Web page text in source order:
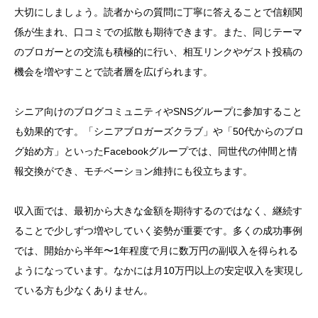
大切にしましょう。読者からの質問に丁寧に答えることで信頼関
係が生まれ、口コミでの拡散も期待できます。また、同じテーマ
のブロガーとの交流も積極的に行い、相互リンクやゲスト投稿の
機会を増やすことで読者層を広げられます。
シニア向けのブログコミュニティやSNSグループに参加すること
も効果的です。「シニアブロガーズクラブ」や「50代からのブロ
グ始め方」といったFacebookグループでは、同世代の仲間と情
報交換ができ、モチベーション維持にも役立ちます。
収入面では、最初から大きな金額を期待するのではなく、継続す
ることで少しずつ増やしていく姿勢が重要です。多くの成功事例
では、開始から半年〜1年程度で月に数万円の副収入を得られる
ようになっています。なかには月10万円以上の安定収入を実現し
ている方も少なくありません。